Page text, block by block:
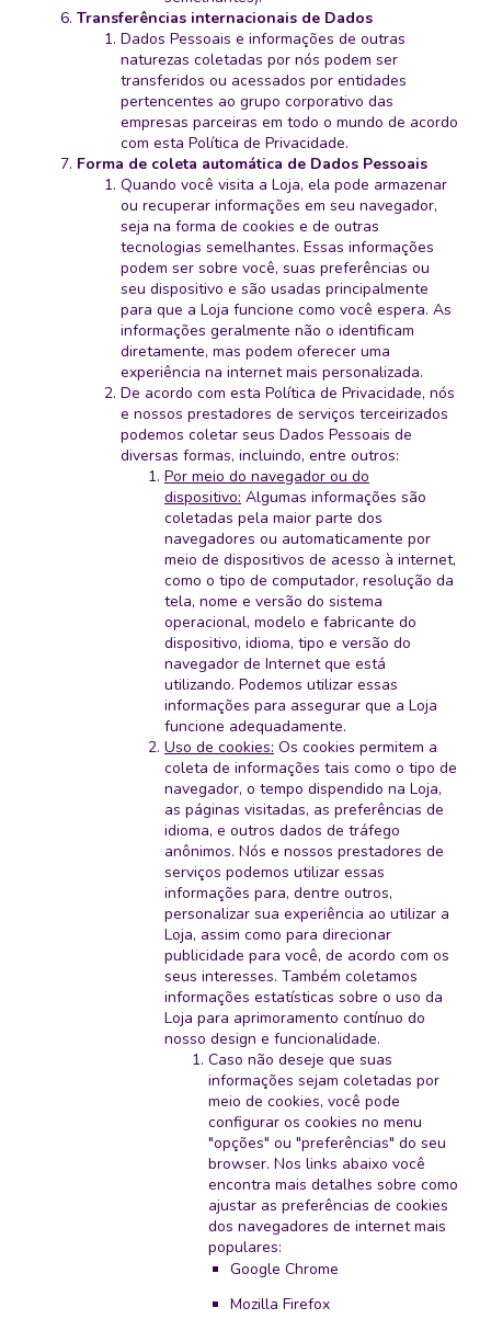
Transferências internacionais de Dados
Dados Pessoais e informações de outras
naturezas coletadas por nós podem ser
transferidos ou acessados por entidades
pertencentes ao grupo corporativo das
empresas parceiras em todo o mundo de acordo
com esta Política de Privacidade.
Forma de coleta automática de Dados Pessoais
Quando você visita a Loja, ela pode armazenar
ou recuperar informações em seu navegador,
seja na forma de cookies e de outras
tecnologias semelhantes. Essas informações
podem ser sobre você, suas preferências ou
seu dispositivo e são usadas principalmente
para que a Loja funcione como você espera. As
informações geralmente não o identificam
diretamente, mas podem oferecer uma
experiência na internet mais personalizada.
De acordo com esta Política de Privacidade, nós
e nossos prestadores de serviços terceirizados
podemos coletar seus Dados Pessoais de
diversas formas, incluindo, entre outros:
Por meio do navegador ou do
dispositivo: Algumas informações são
coletadas pela maior parte dos
navegadores ou automaticamente por
meio de dispositivos de acesso à internet,
como o tipo de computador, resolução da
tela, nome e versão do sistema
operacional, modelo e fabricante do
dispositivo, idioma, tipo e versão do
navegador de Internet que está
utilizando. Podemos utilizar essas
informações para assegurar que a Loja
funcione adequadamente.
Uso de cookies: Os cookies permitem a
coleta de informações tais como o tipo de
navegador, o tempo dispendido na Loja,
as páginas visitadas, as preferências de
idioma, e outros dados de tráfego
anônimos. Nós e nossos prestadores de
serviços podemos utilizar essas
informações para, dentre outros,
personalizar sua experiência ao utilizar a
Loja, assim como para direcionar
publicidade para você, de acordo com os
seus interesses. Também coletamos
informações estatísticas sobre o uso da
Loja para aprimoramento contínuo do
nosso design e funcionalidade.
Caso não deseje que suas
informações sejam coletadas por
meio de cookies, você pode
configurar os cookies no menu
"opções" ou "preferências" do seu
browser. Nos links abaixo você
encontra mais detalhes sobre como
ajustar as preferências de cookies
dos navegadores de internet mais
populares:
Google Chrome
Mozilla Firefox